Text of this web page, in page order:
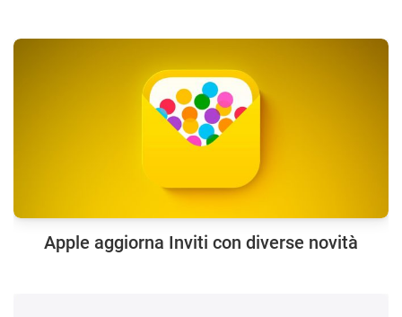
Apple aggiorna Inviti con diverse novità